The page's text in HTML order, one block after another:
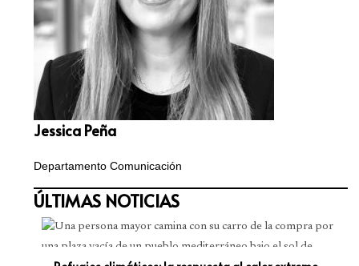
Jessica Peña
Departamento Comunicación
ÚLTIMAS NOTICIAS